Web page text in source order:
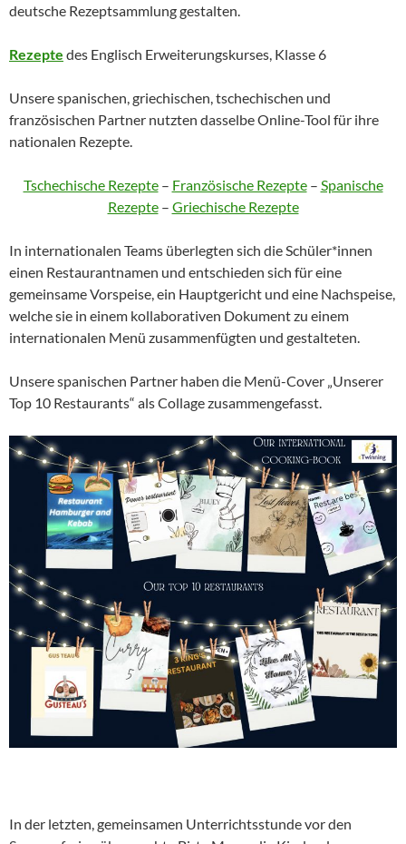
deutsche Rezeptsammlung gestalten.
Rezepte des Englisch Erweiterungskurses, Klasse 6
Unsere spanischen, griechischen, tschechischen und
französischen Partner nutzten dasselbe Online-Tool für ihre
nationalen Rezepte.
Tschechische Rezepte– Französische Rezepte– Spanische
Rezepte– Griechische Rezepte
In internationalen Teams überlegten sich die Schüler*innen
einen Restaurantnamen und entschieden sich für eine
gemeinsame Vorspeise, ein Hauptgericht und eine Nachspeise,
welche sie in einem kollaborativen Dokument zu einem
internationalen Menü zusammenfügten und gestalteten.
Unsere spanischen Partner haben die Menü-Cover „Unserer
Top 10 Restaurants“ als Collage zusammengefasst.
In der letzten, gemeinsamen Unterrichtsstunde vor den